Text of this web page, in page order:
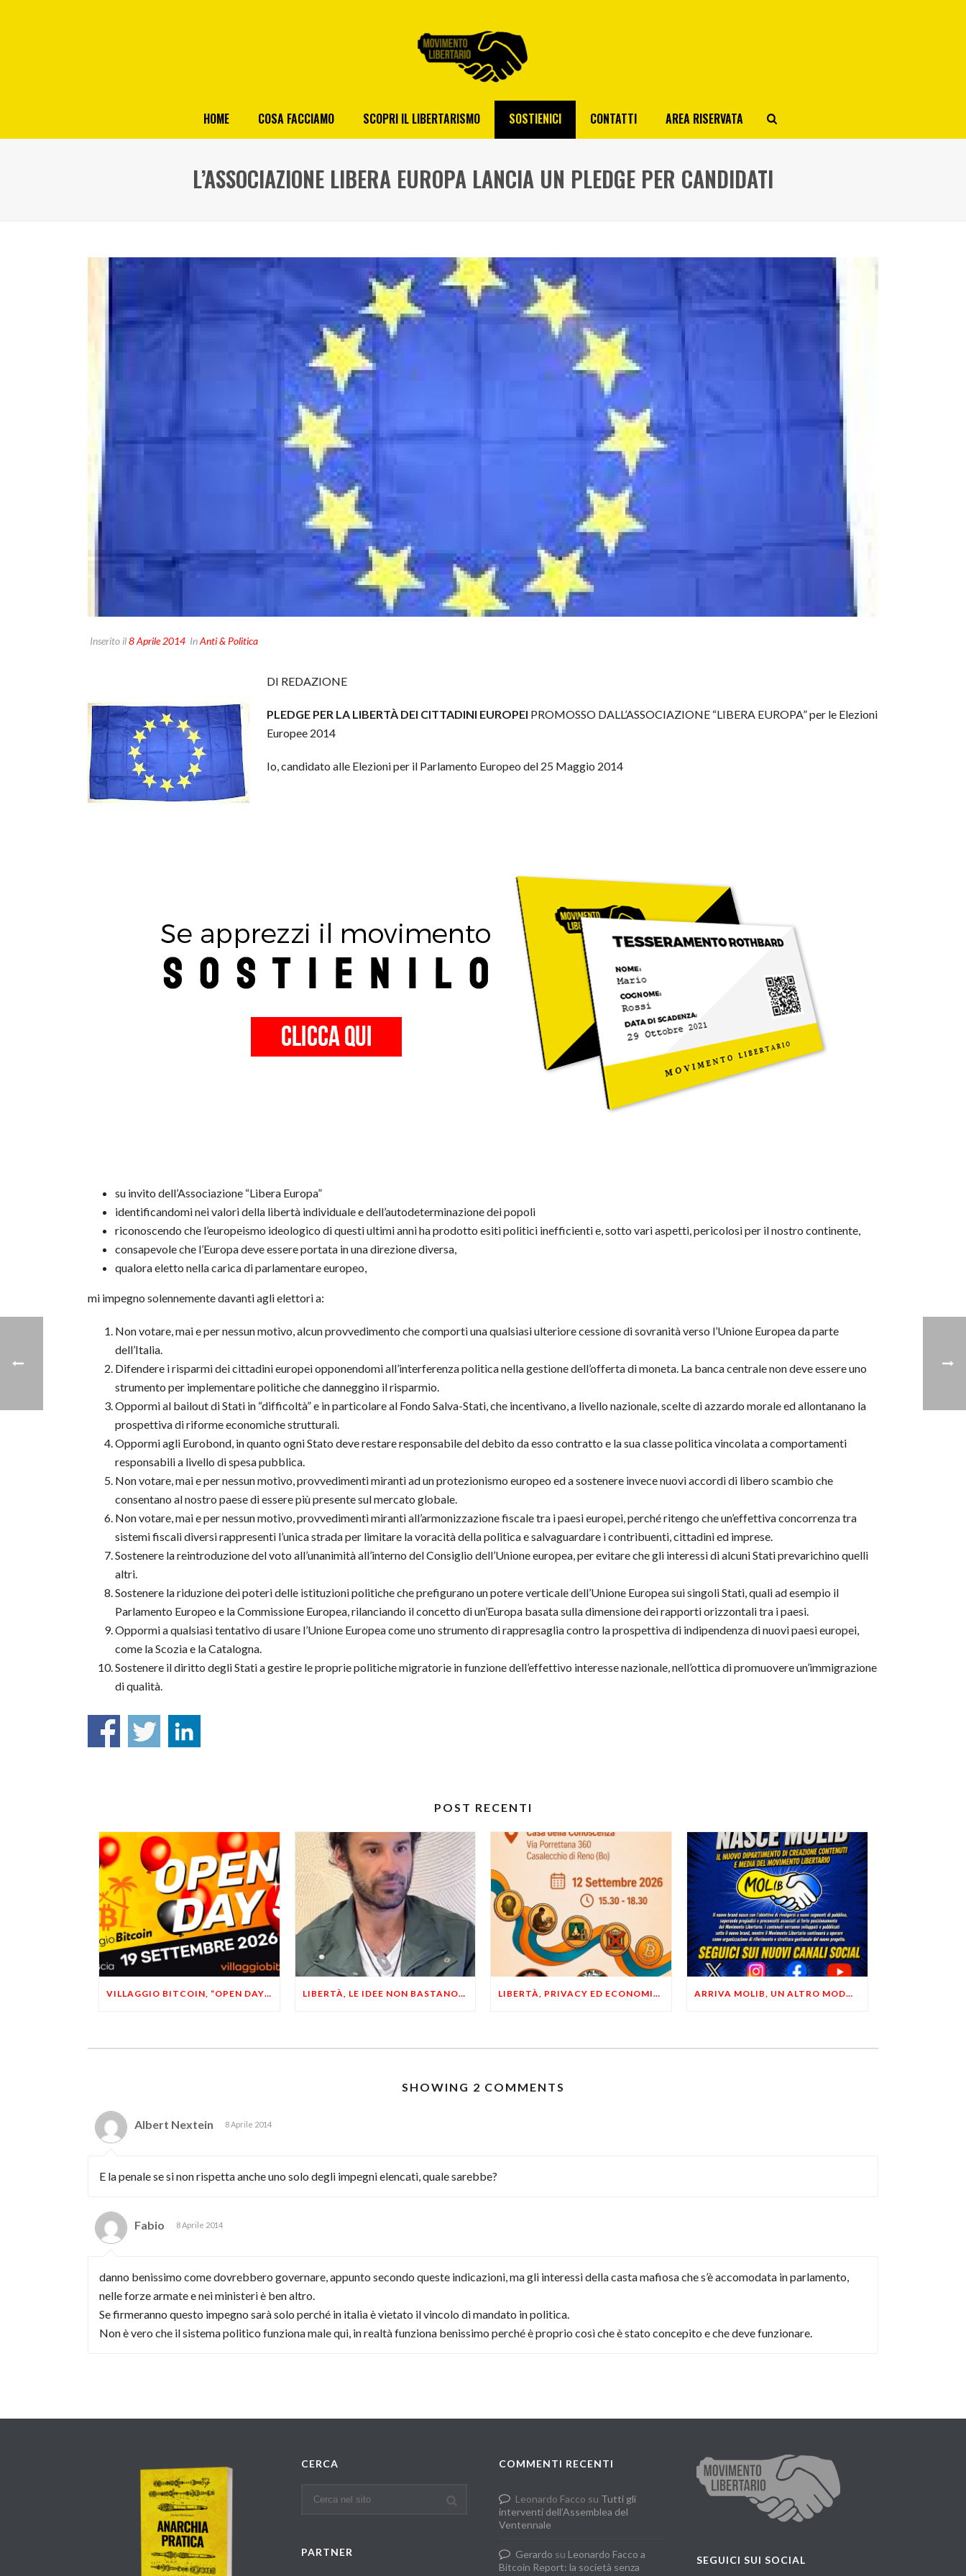
HOME COSA FACCIAMO SCOPRI IL LIBERTARISMO SOSTIENICI CONTATTI AREA RISERVATA
L’ASSOCIAZIONE LIBERA EUROPA LANCIA UN PLEDGE PER CANDIDATI
Inserito il8 Aprile 2014 InAnti & Politica
DI REDAZIONE
PLEDGE PER LA LIBERTÀ DEI CITTADINI EUROPEI PROMOSSO DALL’ASSOCIAZIONE “LIBERA EUROPA” per le Elezioni
Europee 2014
Io, candidato alle Elezioni per il Parlamento Europeo del 25 Maggio 2014
su invito dell’Associazione “Libera Europa”
identificandomi nei valori della libertà individuale e dell’autodeterminazione dei popoli
riconoscendo che l’europeismo ideologico di questi ultimi anni ha prodotto esiti politici inefficienti e, sotto vari aspetti, pericolosi per il nostro continente,
consapevole che l’Europa deve essere portata in una direzione diversa,
qualora eletto nella carica di parlamentare europeo,
mi impegno solennemente davanti agli elettori a:
Non votare, mai e per nessun motivo, alcun provvedimento che comporti una qualsiasi ulteriore cessione di sovranità verso l’Unione Europea da parte
dell’Italia.
Difendere i risparmi dei cittadini europei opponendomi all’interferenza politica nella gestione dell’offerta di moneta. La banca centrale non deve essere uno
strumento per implementare politiche che danneggino il risparmio.
Oppormi al bailout di Stati in “difficoltà” e in particolare al Fondo Salva-Stati, che incentivano, a livello nazionale, scelte di azzardo morale ed allontanano la
prospettiva di riforme economiche strutturali.
Oppormi agli Eurobond, in quanto ogni Stato deve restare responsabile del debito da esso contratto e la sua classe politica vincolata a comportamenti
responsabili a livello di spesa pubblica.
Non votare, mai e per nessun motivo, provvedimenti miranti ad un protezionismo europeo ed a sostenere invece nuovi accordi di libero scambio che
consentano al nostro paese di essere più presente sul mercato globale.
Non votare, mai e per nessun motivo, provvedimenti miranti all’armonizzazione fiscale tra i paesi europei, perché ritengo che un’effettiva concorrenza tra
sistemi fiscali diversi rappresenti l’unica strada per limitare la voracità della politica e salvaguardare i contribuenti, cittadini ed imprese.
Sostenere la reintroduzione del voto all’unanimità all’interno del Consiglio dell’Unione europea, per evitare che gli interessi di alcuni Stati prevarichino quelli
altri.
Sostenere la riduzione dei poteri delle istituzioni politiche che prefigurano un potere verticale dell’Unione Europea sui singoli Stati, quali ad esempio il
Parlamento Europeo e la Commissione Europea, rilanciando il concetto di un’Europa basata sulla dimensione dei rapporti orizzontali tra i paesi.
Oppormi a qualsiasi tentativo di usare l’Unione Europea come uno strumento di rappresaglia contro la prospettiva di indipendenza di nuovi paesi europei,
come la Scozia e la Catalogna.
Sostenere il diritto degli Stati a gestire le proprie politiche migratorie in funzione dell’effettivo interesse nazionale, nell’ottica di promuovere un’immigrazione
di qualità.
POST RECENTI
VILLAGGIO BITCOIN, “OPEN DAY 5”: LEONARDO FACCO OSPITE A BRESCIA LIBERTÀ, LE IDEE NON BASTANO! SERVONO ESEMPI E UN PO’ DI COERENZA LIBERTÀ, PRIVACY ED ECONOMIA DEL BUON SENSO: FACCO E MUSUMECI A CASALECCHIO DI RENO (BO) ARRIVA MOLIB, UN ALTRO MODO DI COMUNICARE LIBERTARIO
SHOWING 2 COMMENTS
Albert Nextein 8 Aprile 2014
E la penale se si non rispetta anche uno solo degli impegni elencati, quale sarebbe?
Fabio 8 Aprile 2014
danno benissimo come dovrebbero governare, appunto secondo queste indicazioni, ma gli interessi della casta mafiosa che s’è accomodata in parlamento,
nelle forze armate e nei ministeri è ben altro.
Se firmeranno questo impegno sarà solo perché in italia è vietato il vincolo di mandato in politica.
Non è vero che il sistema politico funziona male qui, in realtà funziona benissimo perché è proprio così che è stato concepito e che deve funzionare.
CERCA
PARTNER
COMMENTI RECENTI
Leonardo Facco su Tutti gli
interventi dell’Assemblea del
Ventennale
Gerardo su Leonardo Facco a
Bitcoin Report: la società senza
SEGUICI SUI SOCIAL